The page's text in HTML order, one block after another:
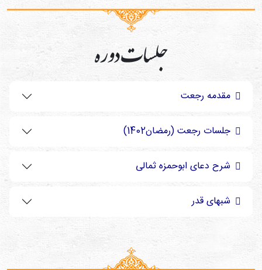
جلسات دوره
مقدمه رجعت
جلسات رجعت (رمضان1402)
شرح دعای ابوحمزه ثمالی
شبهای قدر